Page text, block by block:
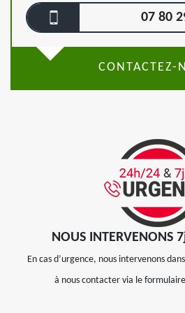
07 80
CONTACTEZ-
NOUS
En cas d’urgence, nous intervenons
à nous contacter via le